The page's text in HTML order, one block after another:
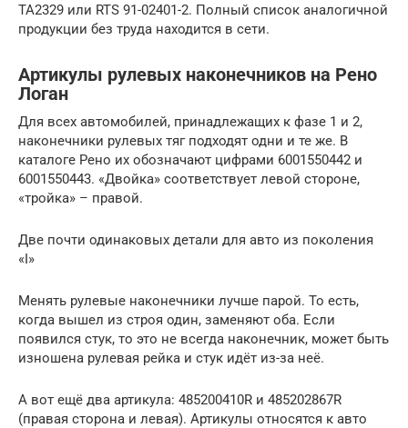
TA2329 или RTS 91-02401-2. Полный список аналогичной
продукции без труда находится в сети.
Артикулы рулевых наконечников на Рено
Логан
Для всех автомобилей, принадлежащих к фазе 1 и 2,
наконечники рулевых тяг подходят одни и те же. В
каталоге Рено их обозначают цифрами 6001550442 и
6001550443. «Двойка» соответствует левой стороне,
«тройка» – правой.
Две почти одинаковых детали для авто из поколения
«I»
Менять рулевые наконечники лучше парой. То есть,
когда вышел из строя один, заменяют оба. Если
появился стук, то это не всегда наконечник, может быть
изношена рулевая рейка и стук идёт из-за неё.
А вот ещё два артикула: 485200410R и 485202867R
(правая сторона и левая). Артикулы относятся к авто